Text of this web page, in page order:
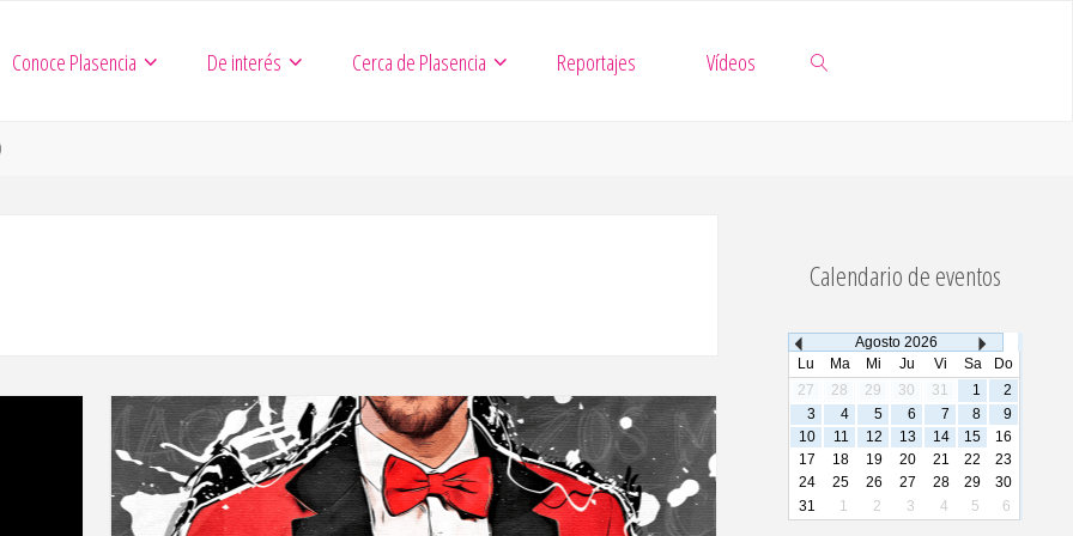
Conoce Plasencia De interés Cerca de Plasencia Reportajes Vídeos
Calendario de eventos
Agosto 2026
Lu
Ma Mi Ju Vi Sa
Do
27
28 29 30 31 1
2
3
4 5 6 7 8
9
10
11 12 13 14 15
16
17
18 19 20 21 22
23
24
25 26 27 28 29
30
31
1 2 3 4 5 6